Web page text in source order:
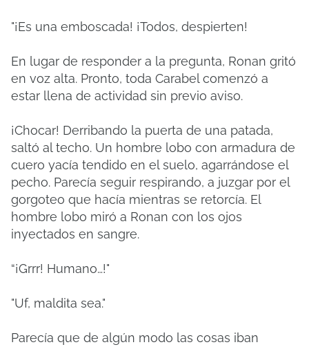
"¡Es una emboscada! ¡Todos, despierten!
En lugar de responder a la pregunta, Ronan gritó
en voz alta. Pronto, toda Carabel comenzó a
estar llena de actividad sin previo aviso.
¡Chocar! Derribando la puerta de una patada,
saltó al techo. Un hombre lobo con armadura de
cuero yacía tendido en el suelo, agarrándose el
pecho. Parecía seguir respirando, a juzgar por el
gorgoteo que hacía mientras se retorcía. El
hombre lobo miró a Ronan con los ojos
inyectados en sangre.
“¡Grrr! Humano…!"
"Uf, maldita sea."
Parecía que de algún modo las cosas iban